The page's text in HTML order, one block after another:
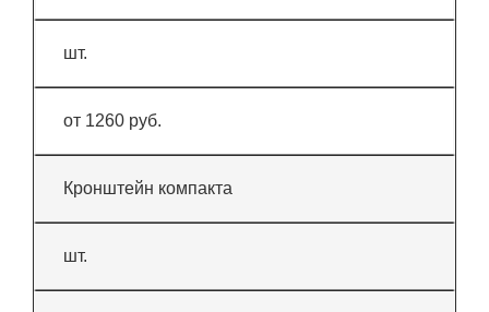
шт.
от 1260 руб.
Кронштейн компакта
шт.